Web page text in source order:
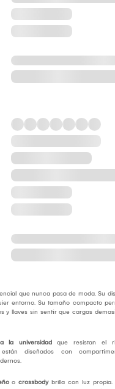
que nunca pasa de moda. Su
entorno. Su tamaño compacto
y llaves sin sentir que cargas
la universidad que resistan el
diseñados con
o crossbody brilla con luz propia.